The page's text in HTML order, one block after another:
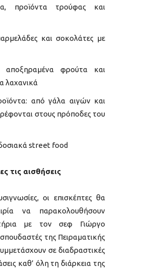
προϊόντα τρούφας και
και σοκολάτες με
αποξηραμένα φρούτα και
λαχανικά
από γάλα αιγών και
στους πρόποδες του
street food
τις αισθήσεις
οι επισκέπτες θα
να παρακολουθήσουν
με τον σεφ Γιώργο
της Πειραματικής
σε διαδραστικές
καθ’ όλη τη διάρκεια της